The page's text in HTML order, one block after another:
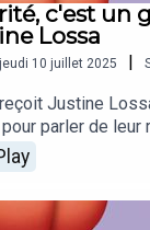
c'est un
Lossa
jeudi 10 juillet 2025 |
Justine
parler de leur
l'audiovisuel ou
plus ou
raconter à